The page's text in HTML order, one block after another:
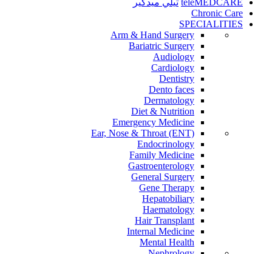
Chronic Care
SPECIALITIES
Arm & Hand Surgery
Bariatric Surgery
Audiology
Cardiology
Dentistry
Dento faces
Dermatology
Diet & Nutrition
Emergency Medicine
Ear, Nose & Throat (ENT)
Endocrinology
Family Medicine
Gastroenterology
General Surgery
Gene Therapy
Hepatobiliary
Haematology
Hair Transplant
Internal Medicine
Mental Health